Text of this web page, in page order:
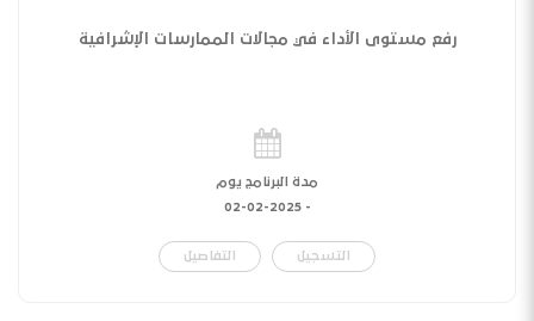
رفع مستوى الأداء في مجالات الممارسات الإشرافية
مدة البرنامج يوم
-
02-02-2025
التسجيل التفاصيل